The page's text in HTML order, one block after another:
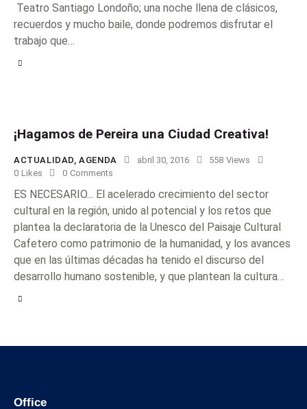
Teatro Santiago Londoño; una noche llena de clásicos,
recuerdos y mucho baile, donde podremos disfrutar el
trabajo que…
¡Hagamos de Pereira una Ciudad Creativa!
ACTUALIDAD,AGENDA abril 30, 2016 558 Views
0 Likes 0 Comments
ES NECESARIO... El acelerado crecimiento del sector
cultural en la región, unido al potencial y los retos que
plantea la declaratoria de la Unesco del Paisaje Cultural
Cafetero como patrimonio de la humanidad, y los avances
que en las últimas décadas ha tenido el discurso del
desarrollo humano sostenible, y que plantean la cultura…
Office